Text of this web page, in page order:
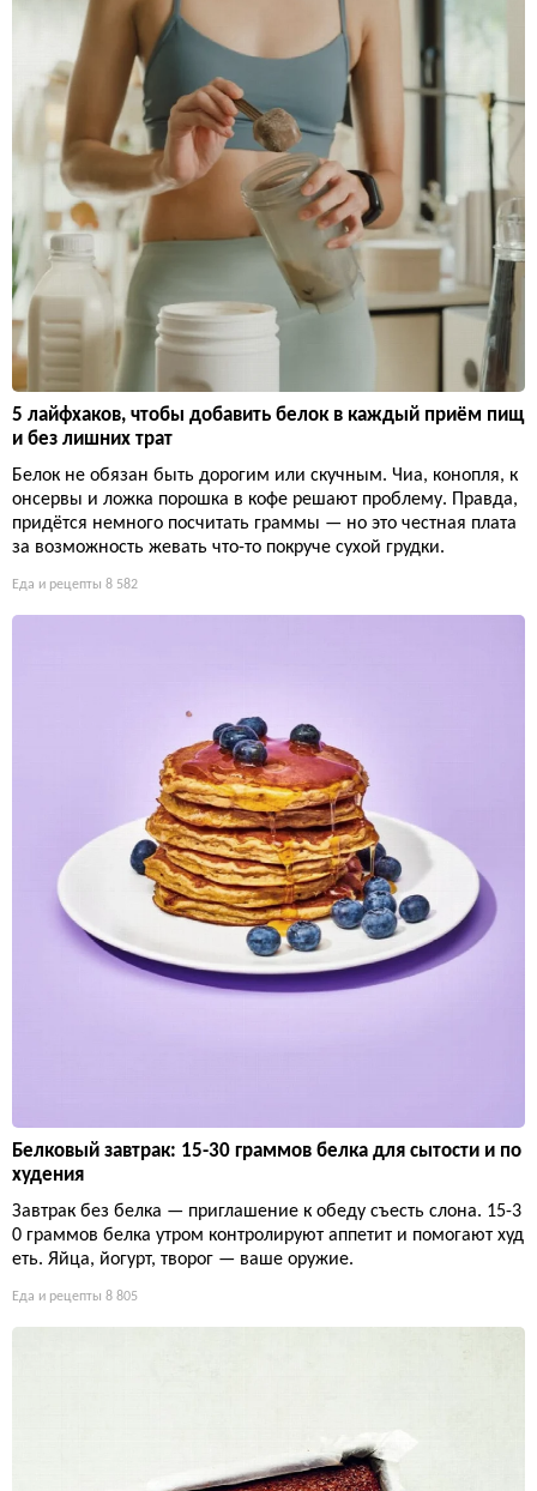
5 лайфхаков, чтобы добавить белок в каждый приём пищ
и без лишних трат
Белок не обязан быть дорогим или скучным. Чиа, конопля, к
онсервы и ложка порошка в кофе решают проблему. Правда,
придётся немного посчитать граммы — но это честная плата
за возможность жевать что-то покруче сухой грудки.
Еда и рецепты 8 582
Белковый завтрак: 15-30 граммов белка для сытости и по
худения
Завтрак без белка — приглашение к обеду съесть слона. 15-3
0 граммов белка утром контролируют аппетит и помогают худ
еть. Яйца, йогурт, творог — ваше оружие.
Еда и рецепты 8 805